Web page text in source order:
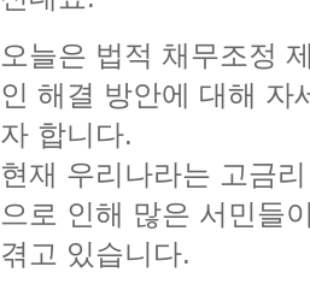
오늘은 법적 채무조정
인 해결 방안에 대해 자
자 합니다.
현재 우리나라는 고금
으로 인해 많은 서민들
겪고 있습니다.